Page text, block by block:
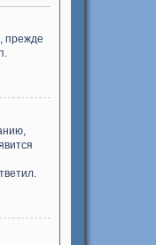
прежде